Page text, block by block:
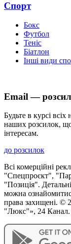
Спорт
Бокс
Футбол
Теніс
Біатлон
Інші види
Email —
Будьте в курсі
наших розсилок,
інтересам.
до розсилок
Всі комерційні
"Спецпроєкт",
"Позиція".
можна
права захищені. ©
"Люкс"», 24 Канал.